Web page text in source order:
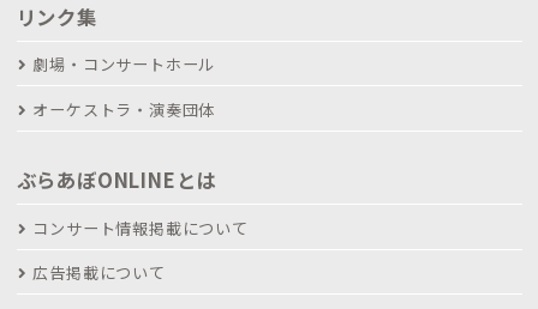
リンク集
劇場・コンサートホール
オーケストラ・演奏団体
ぶらあぼONLINEとは
コンサート情報掲載について
広告掲載について